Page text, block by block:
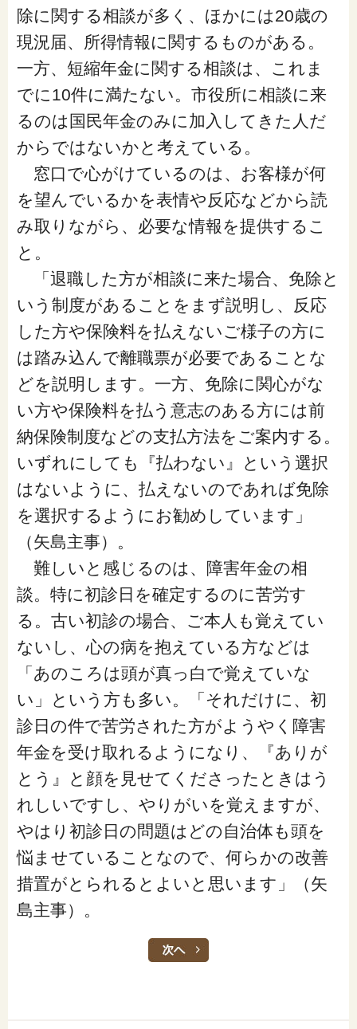
除に関する相談が多く、ほかには20歳の
現況届、所得情報に関するものがある。
一方、短縮年金に関する相談は、これま
でに10件に満たない。市役所に相談に来
るのは国民年金のみに加入してきた人だ
からではないかと考えている。
窓口で心がけているのは、お客様が何
を望んでいるかを表情や反応などから読
み取りながら、必要な情報を提供するこ
と。
「退職した方が相談に来た場合、免除と
いう制度があることをまず説明し、反応
した方や保険料を払えないご様子の方に
は踏み込んで離職票が必要であることな
どを説明します。一方、免除に関心がな
い方や保険料を払う意志のある方には前
納保険制度などの支払方法をご案内する。
いずれにしても『払わない』という選択
はないように、払えないのであれば免除
を選択するようにお勧めしています」
（矢島主事）。
難しいと感じるのは、障害年金の相
談。特に初診日を確定するのに苦労す
る。古い初診の場合、ご本人も覚えてい
ないし、心の病を抱えている方などは
「あのころは頭が真っ白で覚えていな
い」という方も多い。「それだけに、初
診日の件で苦労された方がようやく障害
年金を受け取れるようになり、『ありが
とう』と顔を見せてくださったときはう
れしいですし、やりがいを覚えますが、
やはり初診日の問題はどの自治体も頭を
悩ませていることなので、何らかの改善
措置がとられるとよいと思います」（矢
島主事）。